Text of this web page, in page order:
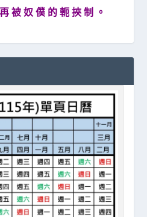
被 奴 僕 的 軛 挾 制 。